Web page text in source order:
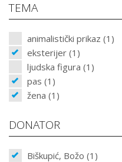
TEMA
animalistički prikaz (1)
eksterijer (1)
ljudska figura (1)
pas (1)
žena (1)
DONATOR
Biškupić, Božo (1)